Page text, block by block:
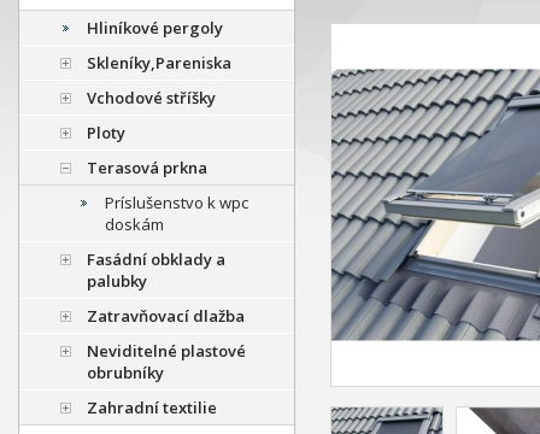
Hliníkové pergoly
Skleníky,Pareniska
Vchodové stříšky
Ploty
Terasová prkna
Príslušenstvo k wpc
doskám
Fasádní obklady a
palubky
Zatravňovací dlažba
Neviditelné plastové
obrubníky
Zahradní textilie